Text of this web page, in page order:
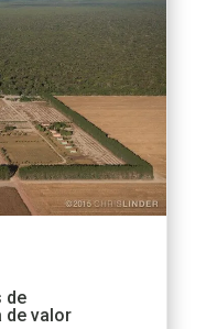
de
de valor